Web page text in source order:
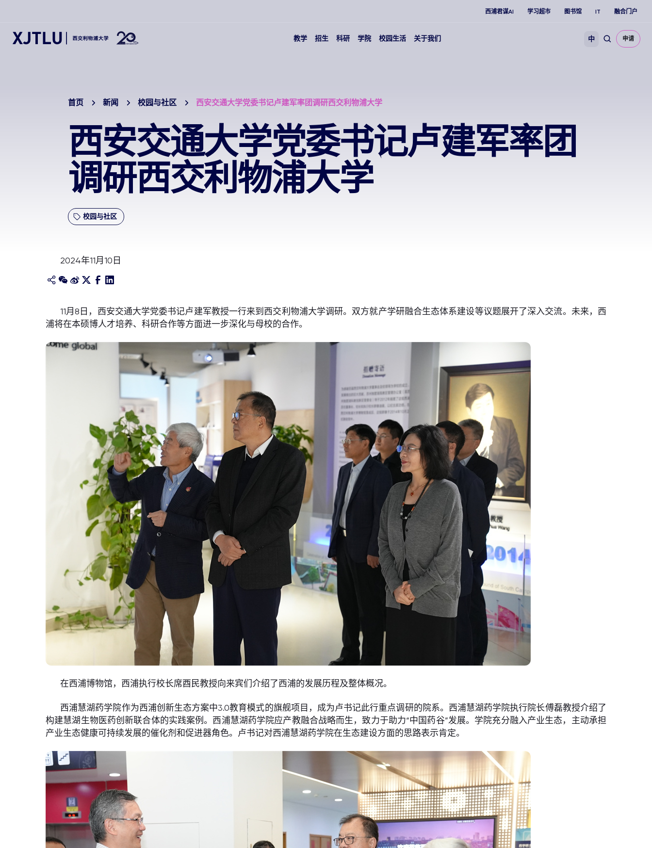
西浦君谋AI 学习超市 图书馆 IT 融合门户
教学 招生 科研 学院 校园生活 关于我们 中 申请
首页 新闻 校园与社区 西安交通大学党委书记卢建军率团调研西交利物浦大学
西安交通大学党委书记卢建军率团
调研西交利物浦大学
校园与社区
2024年11月10日
11月8日，西安交通大学党委书记卢建军教授一行来到西交利物浦大学调研。双方就产学研融合生态体系建设等议题展开了深入交流。未来，西
浦将在本硕博人才培养、科研合作等方面进一步深化与母校的合作。
在西浦博物馆，西浦执行校长席酉民教授向来宾们介绍了西浦的发展历程及整体概况。
西浦慧湖药学院作为西浦创新生态方案中3.0教育模式的旗舰项目，成为卢书记此行重点调研的院系。西浦慧湖药学院执行院长傅磊教授介绍了
构建慧湖生物医药创新联合体的实践案例。西浦慧湖药学院应产教融合战略而生，致力于助力“中国药谷”发展。学院充分融入产业生态，主动承担
产业生态健康可持续发展的催化剂和促进器角色。卢书记对西浦慧湖药学院在生态建设方面的思路表示肯定。